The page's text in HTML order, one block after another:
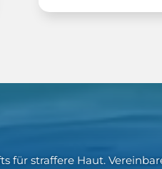
für straffere Haut.